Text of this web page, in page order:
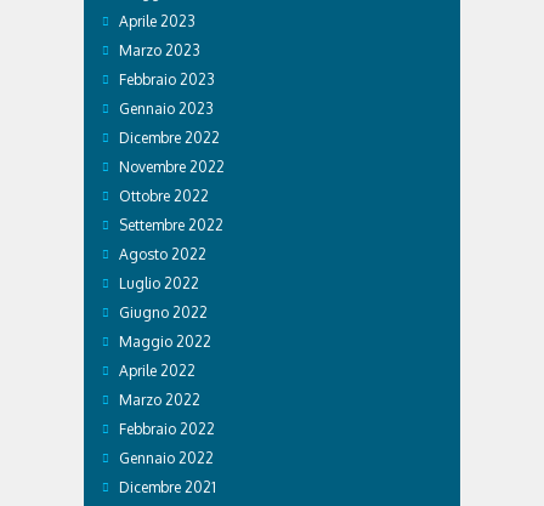
Aprile 2023
Marzo 2023
Febbraio 2023
Gennaio 2023
Dicembre 2022
Novembre 2022
Ottobre 2022
Settembre 2022
Agosto 2022
Luglio 2022
Giugno 2022
Maggio 2022
Aprile 2022
Marzo 2022
Febbraio 2022
Gennaio 2022
Dicembre 2021